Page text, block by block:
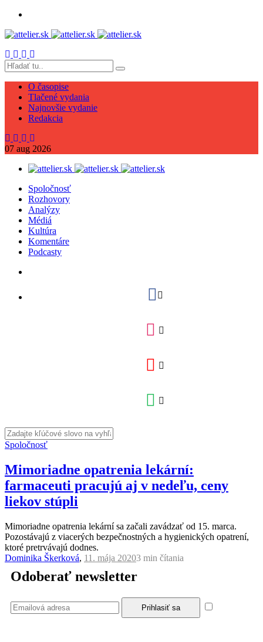
O časopise
Tlačené vydania
Najnovšie vydanie
Redakcia
07 aug 2026
Spoločnosť
Rozhovory
Analýzy
Médiá
Kultúra
Komentáre
Podcasty
Spoločnosť
Mimoriadne opatrenia lekární:
farmaceuti pracujú aj v nedeľu, ceny
liekov stúpli
Mimoriadne opatrenia lekární sa začali zavádzať od 15. marca.
Pozostávajú z viacerých bezpečnostných a hygienických opatrení,
ktoré pretrvávajú dodnes.
Dominika Škerková, 11. mája 20203 min čítania
Odoberať newsletter